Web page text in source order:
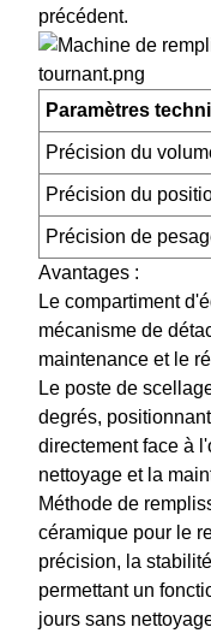
précédent.
Paramètres
Précision du
Précision du
Précision de
Avantages :
Le compartiment
mécanisme de
maintenance et le
Le poste de
degrés,
directement face à
nettoyage et la
Méthode de
céramique pour le
précision, la
permettant un
jours sans